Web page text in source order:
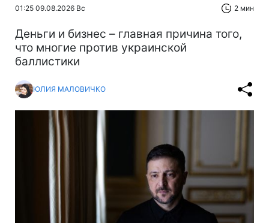
01:25 09.08.2026 Вс 2 мин
Деньги и бизнес – главная причина того,
что многие против украинской
баллистики
ЮЛИЯ МАЛОВИЧКО